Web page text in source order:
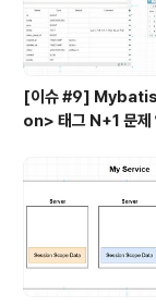
[이슈 #9] Mybatis <collecti
on> 태그 N+1 문제